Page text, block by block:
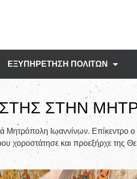
ΕΞΥΠΗΡΕΤΗΣΗ ΠΟΛΙΤΩΝ
ΣΤΗΝ
Μητρόπολη Ιωαννίνων. Επίκεντρο
χοροστάτησε και προεξήρχε της